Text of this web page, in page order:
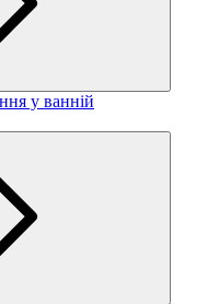
у ванній